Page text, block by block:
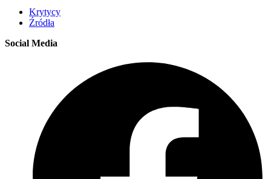
Krytycy
Źródła
Social Media